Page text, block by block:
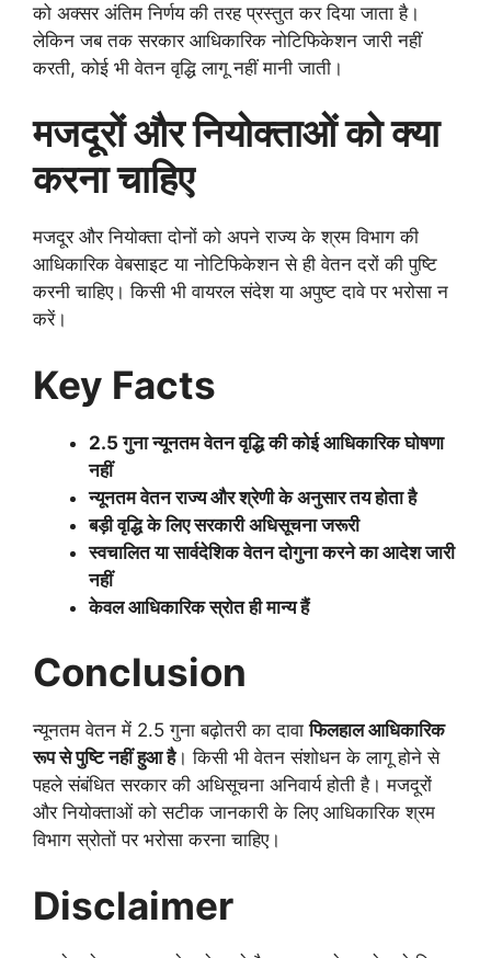
को अक्सर अंतिम निर्णय की तरह प्रस्तुत कर दिया जाता है।
लेकिन जब तक सरकार आधिकारिक नोटिफिकेशन जारी नहीं
करती, कोई भी वेतन वृद्धि लागू नहीं मानी जाती।
मजदूरों और नियोक्ताओं को क्या
करना चाहिए
मजदूर और नियोक्ता दोनों को अपने राज्य के श्रम विभाग की
आधिकारिक वेबसाइट या नोटिफिकेशन से ही वेतन दरों की पुष्टि
करनी चाहिए। किसी भी वायरल संदेश या अपुष्ट दावे पर भरोसा न
करें।
Key Facts
2.5 गुना न्यूनतम वेतन वृद्धि की कोई आधिकारिक घोषणा
नहीं
न्यूनतम वेतन राज्य और श्रेणी के अनुसार तय होता है
बड़ी वृद्धि के लिए सरकारी अधिसूचना जरूरी
स्वचालित या सार्वदेशिक वेतन दोगुना करने का आदेश जारी
नहीं
केवल आधिकारिक स्रोत ही मान्य हैं
Conclusion
न्यूनतम वेतन में 2.5 गुना बढ़ोतरी का दावाफिलहाल आधिकारिक
रूप से पुष्टि नहीं हुआ है। किसी भी वेतन संशोधन के लागू होने से
पहले संबंधित सरकार की अधिसूचना अनिवार्य होती है। मजदूरों
और नियोक्ताओं को सटीक जानकारी के लिए आधिकारिक श्रम
विभाग स्रोतों पर भरोसा करना चाहिए।
Disclaimer